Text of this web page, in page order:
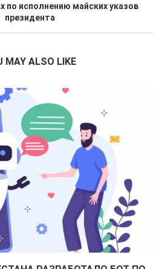
по исполнению майских указов
президента
MAY ALSO LIKE